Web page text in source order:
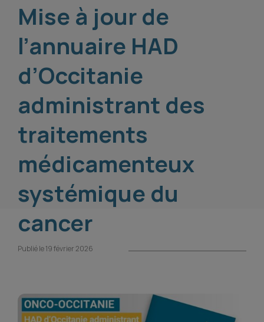
Mise à jour de
l’annuaire HAD
d’Occitanie
administrant des
traitements
médicamenteux
systémique du
cancer
Publié le 19 février 2026